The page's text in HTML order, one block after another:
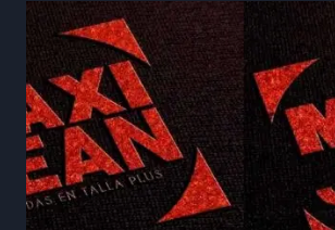
FEMENINA